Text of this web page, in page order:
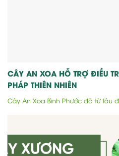
CÂY AN XOA HỖ TRỢ ĐIỀU
PHÁP THIÊN NHIÊN
Cây An Xoa Bình Phước đã từ lâu